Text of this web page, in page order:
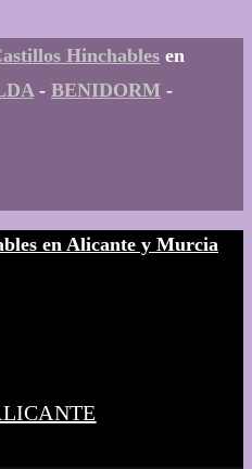
Hinchables en
- BENIDORM -